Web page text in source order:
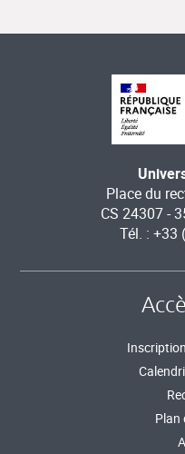
Place du
CS 24307 -
Tél. : +33
Plan